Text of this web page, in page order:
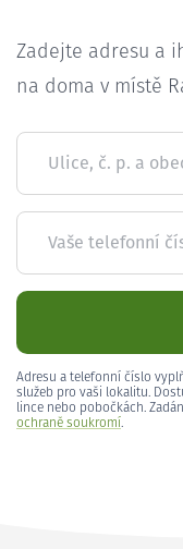
Zadejte adresu a
na doma v místě
Ulice, č. p. a
Vaše telefonní
Adresu a telefonní číslo
služeb pro vaši lokalitu.
lince nebo pobočkách.
ochraně soukromí.